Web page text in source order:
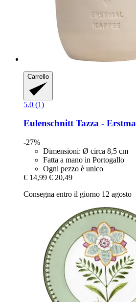
Carrello
5.0 (1)
EulenschnittTazza -​
-27%
Dimensioni: Ø circa 8,5 cm
Fatta a mano in Portogallo
Ogni pezzo è unico
€ 14,99 € 20,49
Consegna entro il giorno 12 agosto